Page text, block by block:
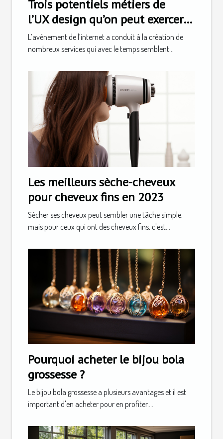
Trois potentiels métiers de
l’UX design qu’on peut exercer
après la formation
L’avènement de l’internet a conduit à la création de
nombreux services qui avec le temps semblent...
Les meilleurs sèche-cheveux
pour cheveux fins en 2023
Sécher ses cheveux peut sembler une tâche simple,
mais pour ceux qui ont des cheveux fins, c'est...
Pourquoi acheter le bijou bola
grossesse ?
Le bijou bola grossesse a plusieurs avantages et il est
important d'en acheter pour en profiter....